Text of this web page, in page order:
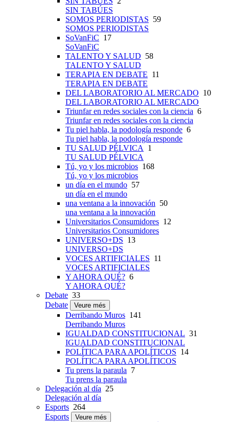
SIN TABÚES
SOMOS PERIODISTAS 59
SOMOS PERIODISTAS
SoVanFiC 17
SoVanFiC
TALENTO Y SALUD 58
TALENTO Y SALUD
TERAPIA EN DEBATE 11
TERAPIA EN DEBATE
DEL LABORATORIO AL MERCADO 10
DEL LABORATORIO AL MERCADO
Triunfar en redes sociales con la ciencia 6
Triunfar en redes sociales con la ciencia
Tu piel habla, la podología responde 6
Tu piel habla, la podología responde
TU SALUD PÉLVICA
1
TU SALUD PÉLVICA
Tú, yo y los microbios 168
Tú, yo y los microbios
un día en el mundo 57
un día en el mundo
una ventana a la innovación 50
una ventana a la innovación
Universitarios Consumidores 12
Universitarios Consumidores
UNIVERSO+DS 13
UNIVERSO+DS
VOCES ARTIFICIALES 11
VOCES ARTIFICIALES
Y AHORA QUÉ? 6
Y AHORA QUÉ?
Debate 33
Debate
Veure més
Derribando Muros 141
Derribando Muros
IGUALDAD CONSTITUCIONAL 31
IGUALDAD CONSTITUCIONAL
POLÍTICA PARA APOLÍTICOS 14
POLÍTICA PARA APOLÍTICOS
Tu prens la paraula 7
Tu prens la paraula
Delegación al día 25
Delegación al día
Esports 264
Esports
Veure més